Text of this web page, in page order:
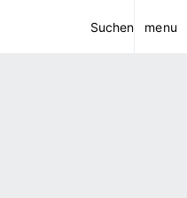
Suchen menu